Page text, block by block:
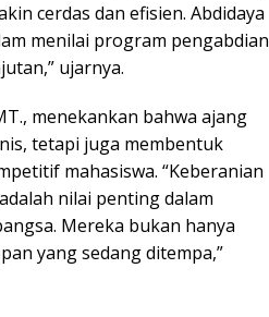
cerdas dan efisien. Abdidaya
menilai program pengabdian
ujarnya.
menekankan bahwa ajang
tetapi juga membentuk
mahasiswa. “Keberanian
nilai penting dalam
Mereka bukan hanya
yang sedang ditempa,”